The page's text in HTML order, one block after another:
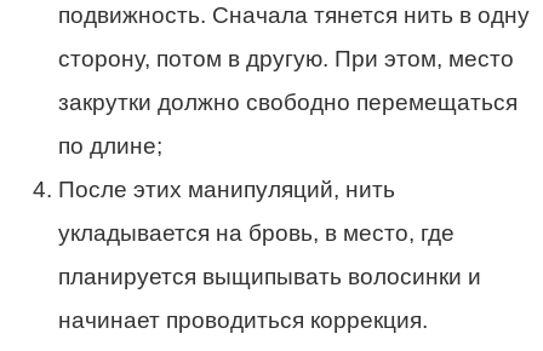
подвижность. Сначала тянется нить в одну
сторону, потом в другую. При этом, место
закрутки должно свободно перемещаться
по длине;
После этих манипуляций, нить
укладывается на бровь, в место, где
планируется выщипывать волосинки и
начинает проводиться коррекция.